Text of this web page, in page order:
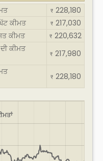
₹ 228,180
ਕੀਮਤ
₹ 217,030
ਕੀਮਤ
₹ 220,632
ਕੀਮਤ
₹ 217,980
₹ 228,180